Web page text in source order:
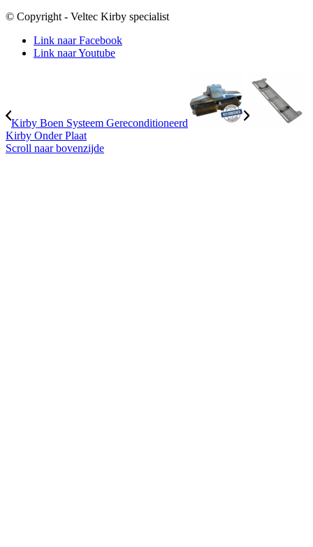
© Copyright - Veltec Kirby specialist
Link naar Facebook
Link naar Youtube
Kirby Boen Systeem Gereconditioneerd
Kirby Onder Plaat
Scroll naar bovenzijde